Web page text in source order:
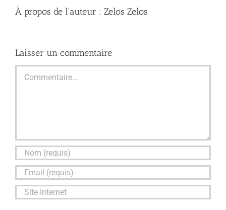
À propos de l'auteur : Zelos Zelos
Laisser un commentaire